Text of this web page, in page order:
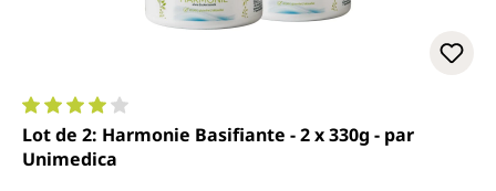
Note moyenne de 4 sur 5 étoiles
Lot de 2: Harmonie Basifiante - 2 x 330g - par
Unimedica